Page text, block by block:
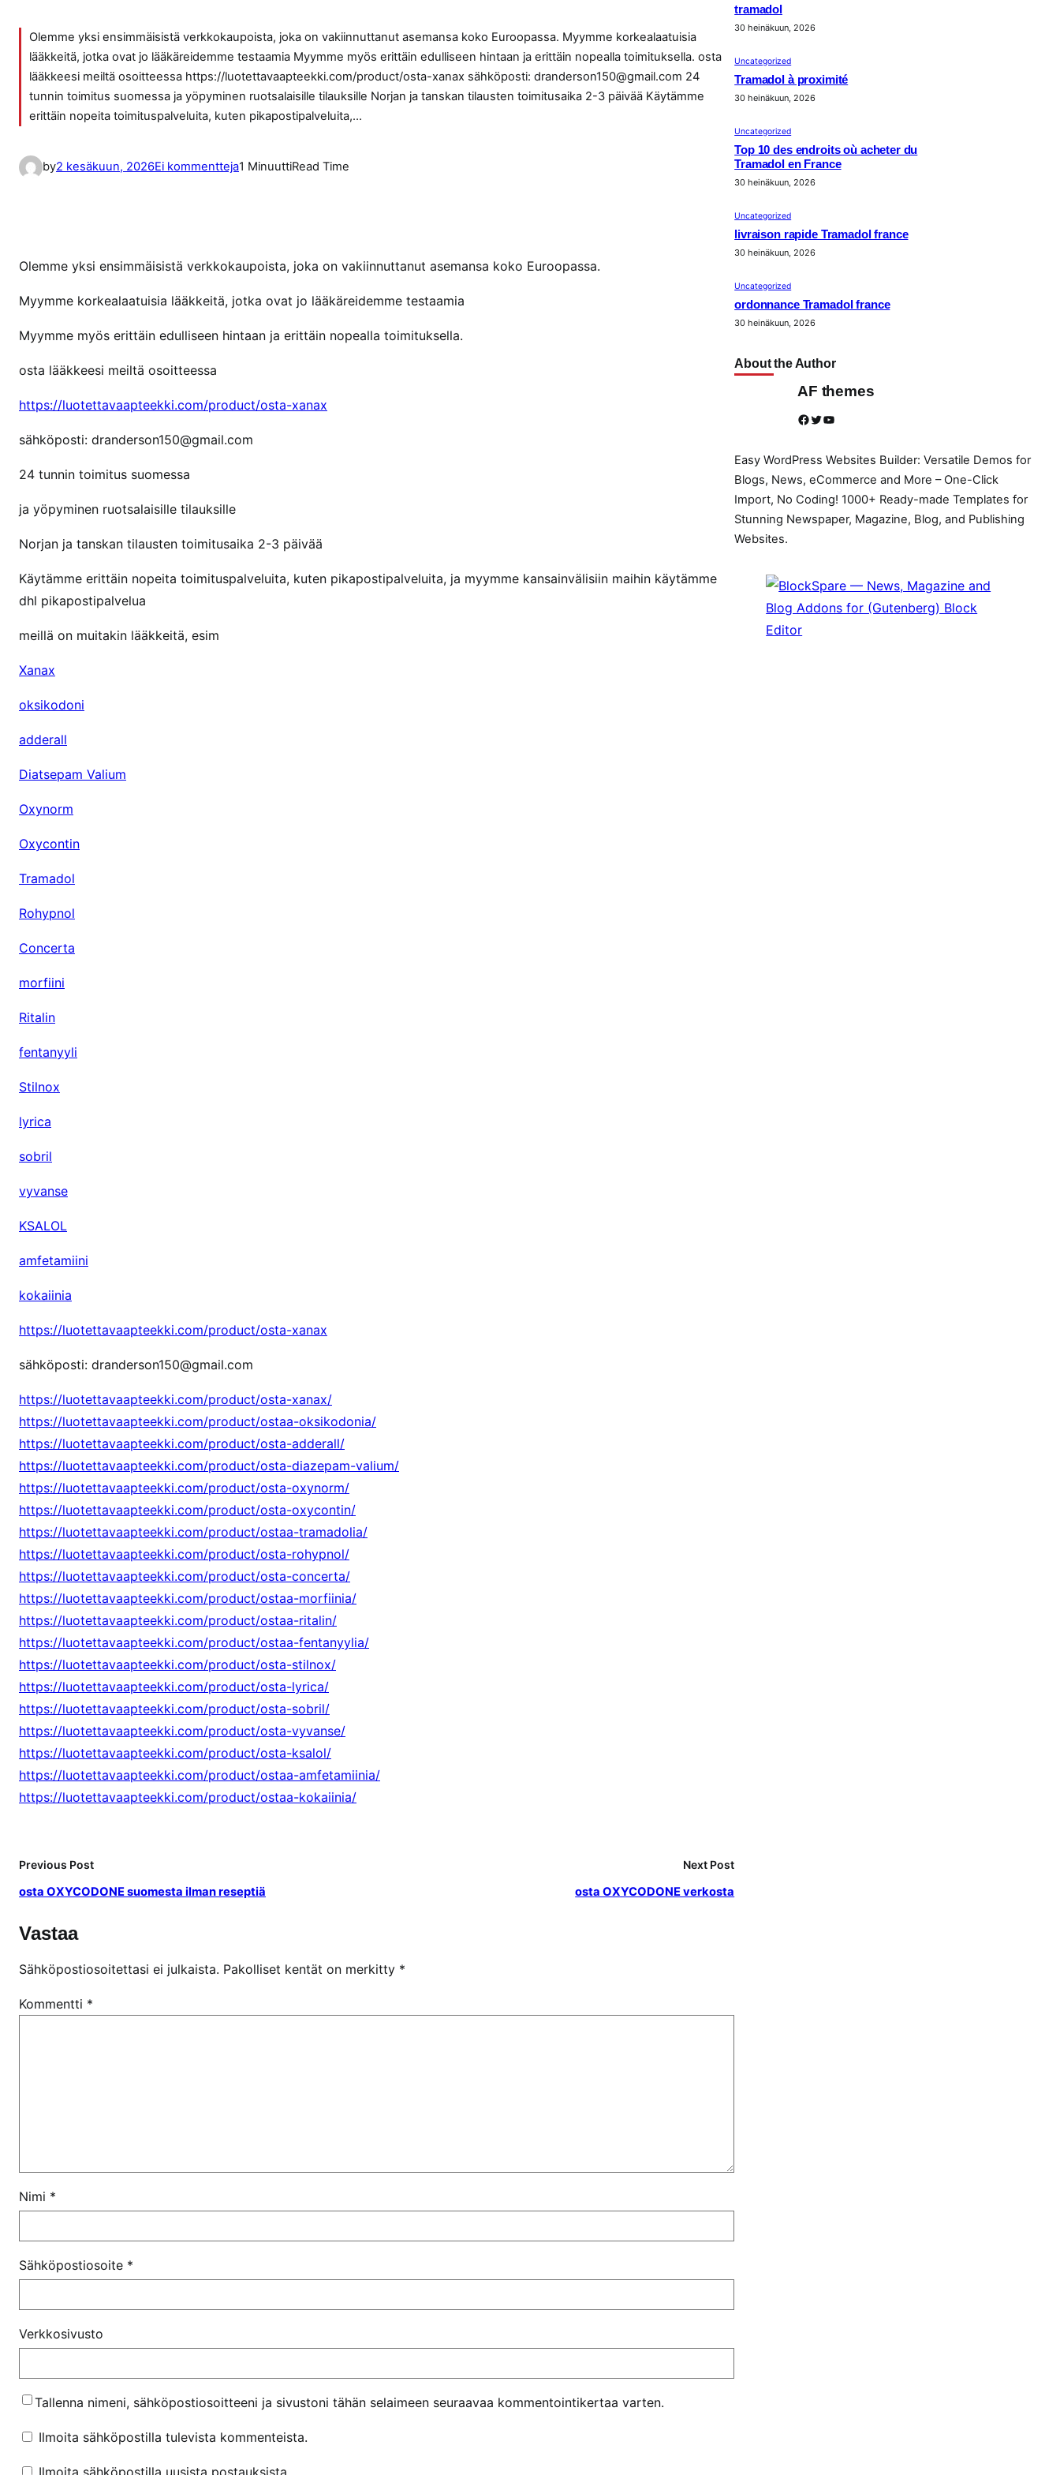
Olemme yksi ensimmäisistä verkkokaupoista, joka on vakiinnuttanut asemansa koko Euroopassa. Myymme korkealaatuisia
lääkkeitä, jotka ovat jo lääkäreidemme testaamia Myymme myös erittäin edulliseen hintaan ja erittäin nopealla toimituksella. osta
lääkkeesi meiltä osoitteessa https://luotettavaapteekki.com/product/osta-xanax sähköposti: dranderson150@gmail.com 24
tunnin toimitus suomessa ja yöpyminen ruotsalaisille tilauksille Norjan ja tanskan tilausten toimitusaika 2-3 päivää Käytämme
erittäin nopeita toimituspalveluita, kuten pikapostipalveluita,…
by2 kesäkuun, 2026Ei kommenttejaa
k
l
i
i
a
d
k
1 MinuuttiRead Time
Olemme yksi ensimmäisistä verkkokaupoista, joka on vakiinnuttanut asemansa koko Euroopassa.
Myymme korkealaatuisia lääkkeitä, jotka ovat jo lääkäreidemme testaamia
Myymme myös erittäin edulliseen hintaan ja erittäin nopealla toimituksella.
osta lääkkeesi meiltä osoitteessa
https://luotettavaapteekki.com/product/osta-xanax
sähköposti: dranderson150@gmail.com
24 tunnin toimitus suomessa
ja yöpyminen ruotsalaisille tilauksille
Norjan ja tanskan tilausten toimitusaika 2-3 päivää
Käytämme erittäin nopeita toimituspalveluita, kuten pikapostipalveluita, ja myymme kansainvälisiin maihin käytämme
dhl pikapostipalvelua
meillä on muitakin lääkkeitä, esim
Xanax
oksikodoni
adderall
Diatsepam Valium
Oxynorm
Oxycontin
Tramadol
Rohypnol
Concerta
morfiini
Ritalin
fentanyyli
Stilnox
lyrica
sobril
vyvanse
KSALOL
amfetamiini
kokaiinia
https://luotettavaapteekki.com/product/osta-xanax
sähköposti: dranderson150@gmail.com
https://luotettavaapteekki.com/product/osta-xanax/
https://luotettavaapteekki.com/product/ostaa-oksikodonia/
https://luotettavaapteekki.com/product/osta-adderall/
https://luotettavaapteekki.com/product/osta-diazepam-valium/
https://luotettavaapteekki.com/product/osta-oxynorm/
https://luotettavaapteekki.com/product/osta-oxycontin/
https://luotettavaapteekki.com/product/ostaa-tramadolia/
https://luotettavaapteekki.com/product/osta-rohypnol/
https://luotettavaapteekki.com/product/osta-concerta/
https://luotettavaapteekki.com/product/ostaa-morfiinia/
https://luotettavaapteekki.com/product/ostaa-ritalin/
https://luotettavaapteekki.com/product/ostaa-fentanyylia/
https://luotettavaapteekki.com/product/osta-stilnox/
https://luotettavaapteekki.com/product/osta-lyrica/
https://luotettavaapteekki.com/product/osta-sobril/
https://luotettavaapteekki.com/product/osta-vyvanse/
https://luotettavaapteekki.com/product/osta-ksalol/
https://luotettavaapteekki.com/product/ostaa-amfetamiinia/
https://luotettavaapteekki.com/product/ostaa-kokaiinia/
Previous Post
osta OXYCODONE suomesta ilman reseptiä
Next Post
osta OXYCODONE verkosta
Vastaa
Sähköpostiosoitettasi ei julkaista. Pakolliset kentät on merkitty *
Kommentti *
Nimi *
Sähköpostiosoite *
Verkkosivusto
Tallenna nimeni, sähköpostiosoitteeni ja sivustoni tähän selaimeen seuraavaa kommentointikertaa varten.
Ilmoita sähköpostilla tulevista kommenteista.
Ilmoita sähköpostilla uusista postauksista.
tramadol
30 heinäkuun, 2026
Uncategorized
Tramadol à proximité
30 heinäkuun, 2026
Uncategorized
Top 10 des endroits où acheter du
Tramadol en France
30 heinäkuun, 2026
Uncategorized
livraison rapide Tramadol france
30 heinäkuun, 2026
Uncategorized
ordonnance Tramadol france
30 heinäkuun, 2026
About the Author
AF themes
Facebook Twitter YouTube
Easy WordPress Websites Builder: Versatile Demos for
Blogs, News, eCommerce and More – One-Click
Import, No Coding! 1000+ Ready-made Templates for
Stunning Newspaper, Magazine, Blog, and Publishing
Websites.